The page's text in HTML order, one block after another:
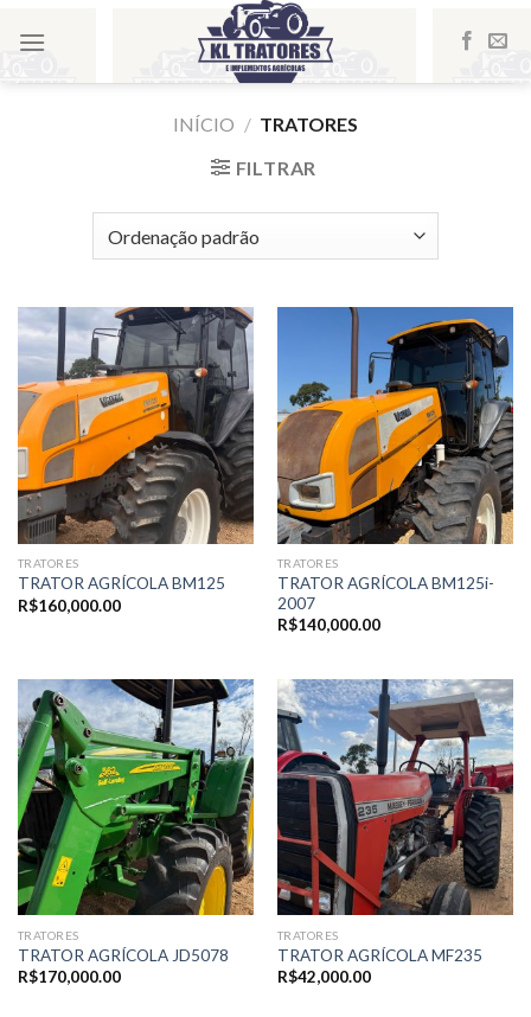
INÍCIO / TRATORES
FILTRAR
TRATORES
TRATOR AGRÍCOLA BM125
R$160,000.00
TRATORES
TRATOR AGRÍCOLA BM125i-
2007
R$140,000.00
TRATORES
TRATOR AGRÍCOLA JD5078
R$170,000.00
TRATORES
TRATOR AGRÍCOLA MF235
R$42,000.00